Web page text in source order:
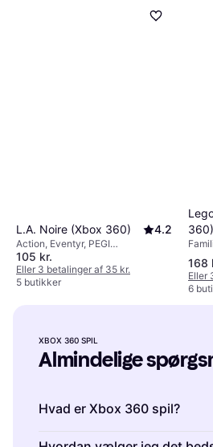
L.A. Noire (Xbox 360) 4.2
Action, Eventyr, PEGI
aldersmærkning: 18
105 kr.
Eller 3 betalinger af 35 kr.
5 butikker
360)
168
Eller
6
XBOX 360 SPIL
Almindelige
Hvad er Xbox 360 spil?